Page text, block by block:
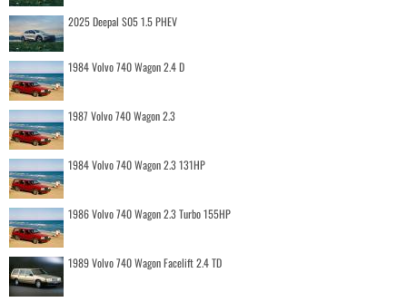
2025 Deepal S05 1.5 PHEV
1984 Volvo 740 Wagon 2.4 D
1987 Volvo 740 Wagon 2.3
1984 Volvo 740 Wagon 2.3 131HP
1986 Volvo 740 Wagon 2.3 Turbo 155HP
1989 Volvo 740 Wagon Facelift 2.4 TD